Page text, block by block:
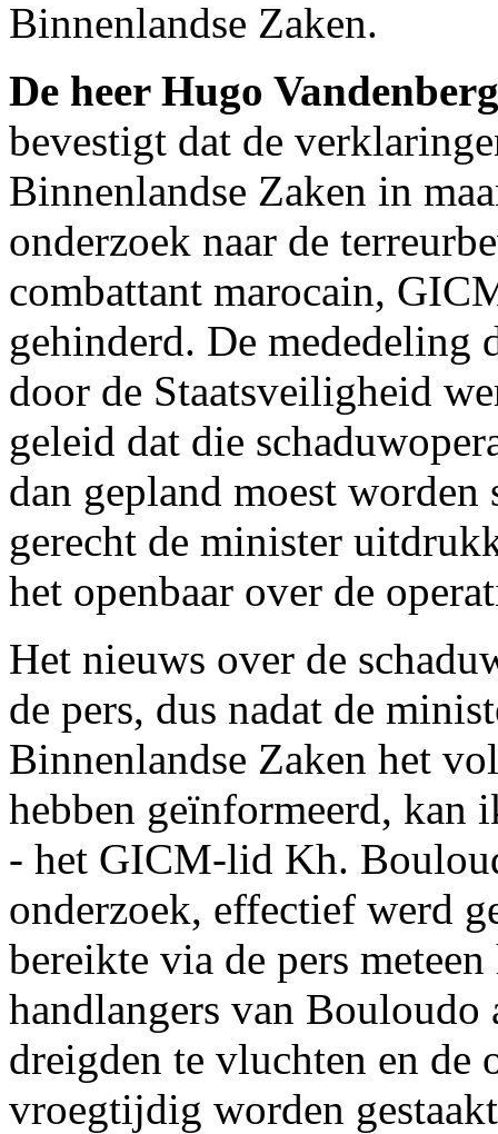
Binnenlandse Zaken.
De heer Hugo
bevestigt dat de
Binnenlandse Zaken in
onderzoek naar de
combattant marocain,
gehinderd. De mededeling
door de Staatsveiligheid
geleid dat die
dan gepland moest worden
gerecht de minister
het openbaar over de
Het nieuws over de
de pers, dus nadat de
Binnenlandse Zaken het
hebben geïnformeerd, kan
- het GICM-lid Kh.
onderzoek, effectief werd
bereikte via de pers
handlangers van
dreigden te vluchten en de
vroegtijdig worden